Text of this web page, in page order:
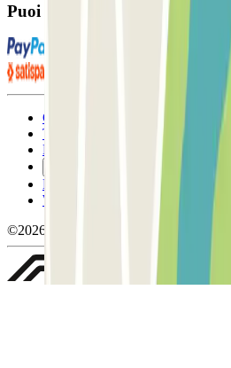
Puoi utilizzare questi metodi di
Condizioni contrattuali e di utilizzo
Termini di cancellazione
Politica sui cookies
Politica sulla privacy
Whistleblowing
©2026 Parclick. Tutti i diritti riservati